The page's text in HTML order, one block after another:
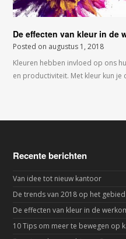
De effecten van kleur in de
Posted on augustus 1, 2018
Kleuren hebben invloed op ons
en productiviteit. Met kleur kun je
Recente berichten
Van idee tot nieuw kantoor
De trends van 2018 op het
De effecten van kleur in de
10 Tips om meer te bewegen op